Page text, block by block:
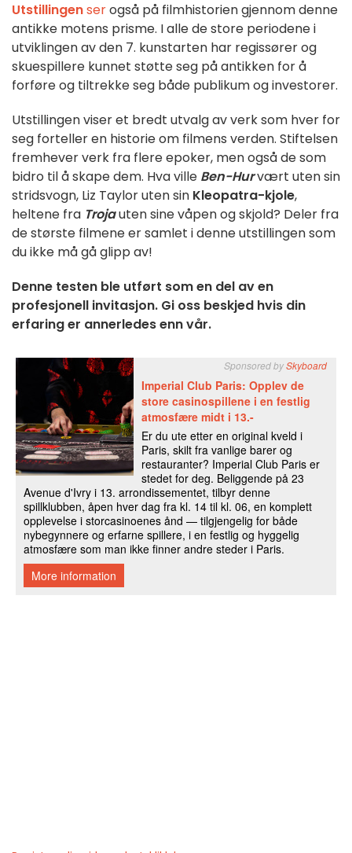
Utstillingenserogså på filmhistorien gjennom denne
antikke motens prisme. I alle de store periodene i
utviklingen av den 7. kunstarten har regissører og
skuespillere kunnet støtte seg på antikken for å
forføre og tiltrekke seg både publikum og investorer.
Utstillingen viser et bredt utvalg av verk som hver for
seg forteller en historie om filmens verden. Stiftelsen
fremhever verk fra flere epoker, men også de som
bidro til å skape dem. Hva ville Ben-Hurvært uten sin
stridsvogn, Liz Taylor uten sin Kleopatra-kjole,
heltene fra Trojauten sine våpen og skjold? Deler fra
de største filmene er samlet i denne utstillingen som
du ikke må gå glipp av!
Denne testen ble utført som en del av en
profesjonell invitasjon. Gi oss beskjed hvis din
erfaring er annerledes enn vår.